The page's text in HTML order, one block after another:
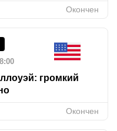
Окончен
8:00
громкий
Окончен